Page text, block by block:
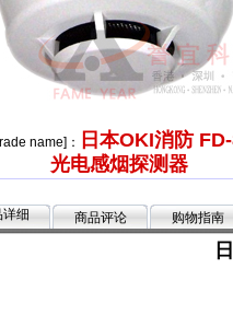
name]：
日本OKI消防
光电感烟探测器
详细 商品评论 购物指南